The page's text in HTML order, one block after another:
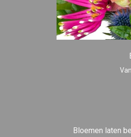
Bloemen laten